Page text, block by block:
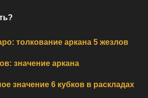
толкование аркана 5 жезлов
значение аркана
значение 6 кубков в раскладах